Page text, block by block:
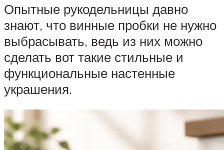
Опытные рукодельницы давно
знают, что винные пробки не нужно
выбрасывать, ведь из них можно
сделать вот такие стильные и
функциональные настенные
украшения.